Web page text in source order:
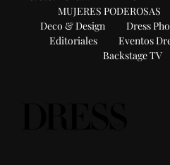
MUJERES PODEROSAS
Deco & Design
Dress
Editoriales
Eventos
Backstage TV